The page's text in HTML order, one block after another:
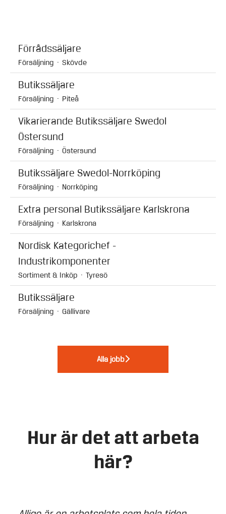
Förrådssäljare
Försäljning · Skövde
Butikssäljare
Försäljning · Piteå
Vikarierande Butikssäljare Swedol
Östersund
Försäljning · Östersund
Butikssäljare Swedol-Norrköping
Försäljning · Norrköping
Extra personal Butikssäljare Karlskrona
Försäljning · Karlskrona
Nordisk Kategorichef -
Industrikomponenter
Sortiment & Inköp · Tyresö
Butikssäljare
Försäljning · Gällivare
Alla jobb
Hur är det att arbeta
här?